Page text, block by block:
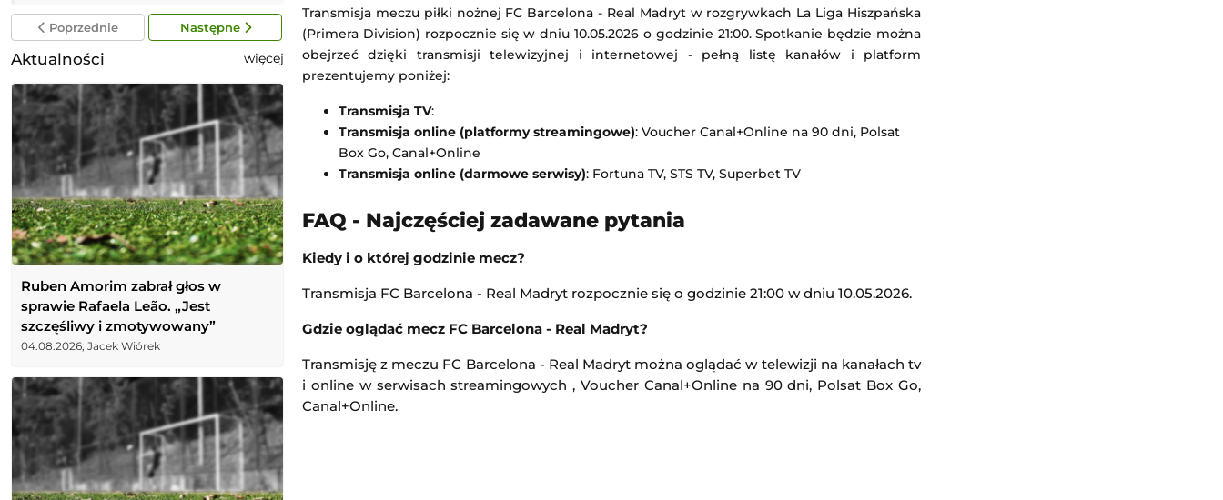
Poprzednie Następne
Aktualności więcej
Ruben Amorim zabrał głos w
sprawie Rafaela Leão. „Jest
szczęśliwy i zmotywowany”
04.08.2026; Jacek Wiórek
Transmisja meczu piłki nożnej FC Barcelona - Real Madryt w rozgrywkach La Liga Hiszpańska
(Primera Division) rozpocznie się w dniu 10.05.2026 o godzinie 21:00. Spotkanie będzie można
obejrzeć dzięki transmisji telewizyjnej i internetowej - pełną listę kanałów i platform
prezentujemy poniżej:
Transmisja TV:
Transmisja online (platformy streamingowe): Voucher Canal+Online na 90 dni, Polsat
Box Go, Canal+Online
Transmisja online (darmowe serwisy): Fortuna TV, STS TV, Superbet TV
FAQ - Najczęściej zadawane pytania
Kiedy i o której godzinie mecz?
Transmisja FC Barcelona - Real Madryt rozpocznie się o godzinie 21:00 w dniu 10.05.2026.
Gdzie oglądać mecz FC Barcelona - Real Madryt?
Transmisję z meczu FC Barcelona - Real Madryt można oglądać w telewizji na kanałach tv
i online w serwisach streamingowych , Voucher Canal+Online na 90 dni, Polsat Box Go,
Canal+Online.